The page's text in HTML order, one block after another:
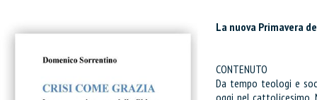
La nuova Primavera
CONTENUTO
Da tempo teologi e
oggi nel cattolicesimo.